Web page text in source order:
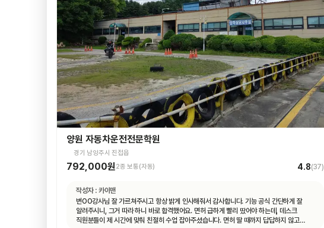
양원 자동차운전전문학원
경기 남양주시 진접읍
792,000원2종 보통(자동) 4.8(37)
작성자 : 카이맨
변OO강사님 잘 가르쳐주시고 항상 밝게 인사해줘서 감사합니다. 기능 공식 간단하게 잘
알려주시니, 그거 따라 하니 바로 합격했어요. 면허 급하게 빨리 땄어야 하는데, 데스크
직원분들이 제 시간에 맞춰 친절히 수업 잡아주셨습니다. 면허 딸 때까지 답답하지 않고